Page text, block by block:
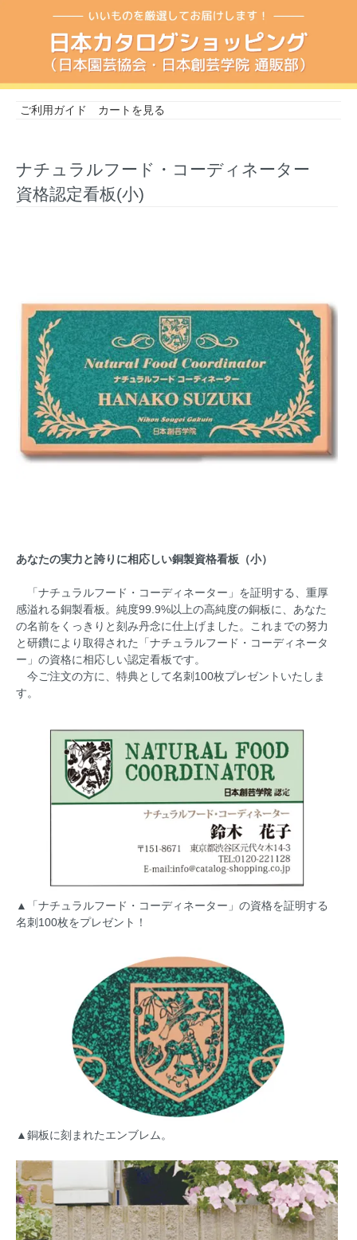
ご利用ガイド カートを見る
ナチュラルフード・コーディネーター
資格認定看板(小)
あなたの実力と誇りに相応しい銅製資格看板（小）
「ナチュラルフード・コーディネーター」を証明する、重厚
感溢れる銅製看板。純度99.9%以上の高純度の銅板に、あなた
の名前をくっきりと刻み丹念に仕上げました。これまでの努力
と研鑽により取得された「ナチュラルフード・コーディネータ
ー」の資格に相応しい認定看板です。
今ご注文の方に、特典として名刺100枚プレゼントいたしま
す。
▲「ナチュラルフード・コーディネーター」の資格を証明する
名刺100枚をプレゼント！
▲銅板に刻まれたエンブレム。